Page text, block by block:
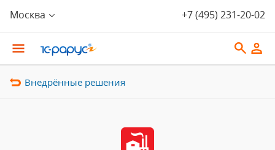
Москва +7 (495) 231-20-02
Внедрённые решения